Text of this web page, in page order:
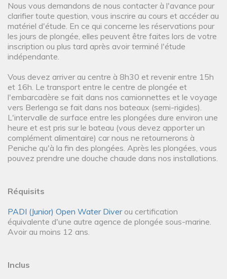
Nous vous demandons de nous contacter à l'avance pour
clarifier toute question, vous inscrire au cours et accéder au
matériel d'étude. En ce qui concerne les réservations pour
les jours de plongée, elles peuvent être faites lors de votre
inscription ou plus tard après avoir terminé l'étude
indépendante.
Vous devez arriver au centre à 8h30 et revenir entre 15h
et 16h. Le transport entre le centre de plongée et
l'embarcadère se fait dans nos camionnettes et le voyage
vers Berlenga se fait dans nos bateaux (semi-rigides).
L'intervalle de surface entre les plongées dure environ une
heure et est pris sur le bateau (vous devez apporter un
complément alimentaire) car nous ne retournerons à
Peniche qu'à la fin des plongées. Après les plongées, vous
pouvez prendre une douche chaude dans nos installations.
Réquisits
PADI (Junior) Open Water Diverou certification
équivalente d'une autre agence de plongée sous-marine.
Avoir au moins 12 ans.
Inclus